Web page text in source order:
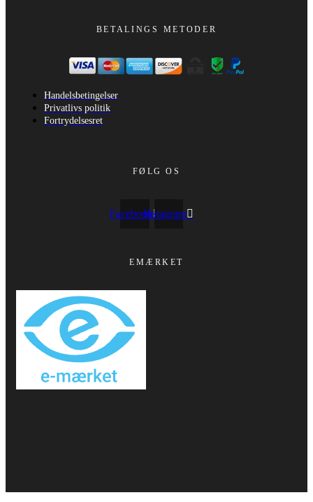
BETALINGS METODER
Handelsbetingelser
Privatlivs politik
Fortrydelsesret
FØLG OS
FacebookInstagram
EMÆRKET